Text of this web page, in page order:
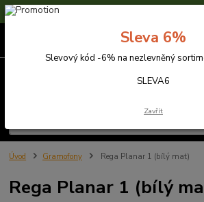
Sleva 6% na nezlevněné zboží s
Úvod Gramofony Rega Planar 1 (bílý mat)
Rega Planar 1 (bílý
Sleva 6%
Slevový kód -6% na nezlevněný
SLEVA6
Zavřít